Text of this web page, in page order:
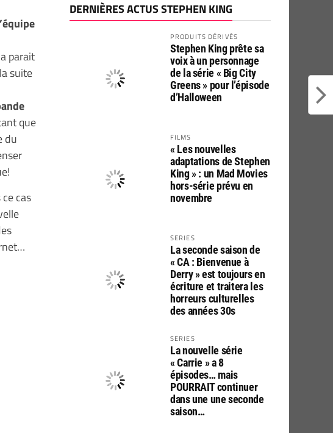
parait
suite
que
du
cas
DERNIÈRES ACTUS STEPHEN KING
PRODUITS DÉRIVÉS
Stephen King prête sa
voix à un personnage
de la série « Big City
Greens » pour l’épisode
d’Halloween
FILMS
« Les nouvelles
adaptations de Stephen
King » : un Mad Movies
hors-série prévu en
novembre
SERIES
La seconde saison de
« CA : Bienvenue à
Derry » est toujours en
écriture et traitera les
horreurs culturelles
des années 30s
SERIES
La nouvelle série
« Carrie » a 8
épisodes… mais
POURRAIT continuer
dans une une seconde
saison…